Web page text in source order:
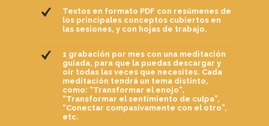
Textos en formato PDF con resúmenes de
los principales conceptos cubiertos en
las sesiones, y con hojas de trabajo.
1 grabación por mes con una meditación
guiada, para que la puedas descargar y
oír todas las veces que necesites. Cada
meditación tendrá un tema distinto,
como: “Transformar el enojo”,
“Transformar el sentimiento de culpa”,
“Conectar compasivamente con el otro”,
etc.